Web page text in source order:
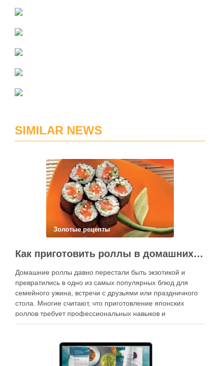
SIMILAR NEWS
Золотые рецепты
Как приготовить роллы в домашних условиях?
Домашние роллы давно перестали быть экзотикой и
превратились в одно из самых популярных блюд для
семейного ужина, встречи с друзьями или праздничного
стола. Многие считают, что приготовление японских
роллов требует профессиональных навыков и
специального оборудования, однако на практике сделать
кухне. Главное — …